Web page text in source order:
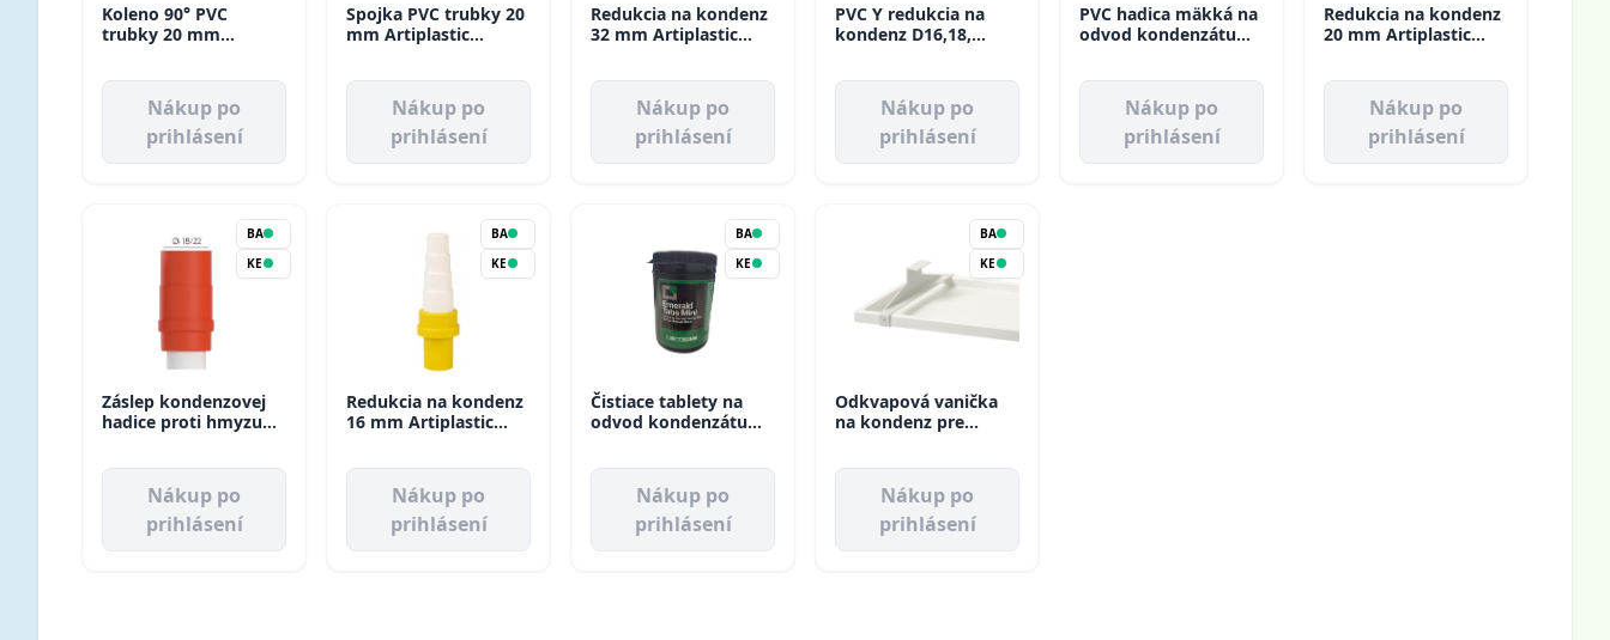
Koleno 90° PVC
trubky 20 mm
Nákup po
prihlásení
Spojka PVC trubky 20
mm Artiplastic
Nákup po
prihlásení
Redukcia na kondenz
32 mm Artiplastic
Nákup po
prihlásení
PVC Y redukcia na
kondenz D16,18,
Nákup po
prihlásení
PVC hadica mäkká na
odvod kondenzátu
Nákup po
prihlásení
Redukcia na kondenz
20 mm Artiplastic
Nákup po
prihlásení
BA
KE
Záslep kondenzovej
hadice proti hmyzu
Vecamco
Nákup po
prihlásení
BA
KE
Redukcia na kondenz
16 mm Artiplastic
Nákup po
prihlásení
BA
KE
Čistiace tablety na
odvod kondenzátu
Errecom
Nákup po
prihlásení
BA
KE
Odkvapová vanička
na kondenz pre
940x420 Artiplastic
Nákup po
prihlásení